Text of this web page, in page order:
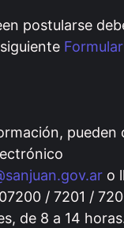
postularse
pueden
o
/ 7201 /
de 8 a 14